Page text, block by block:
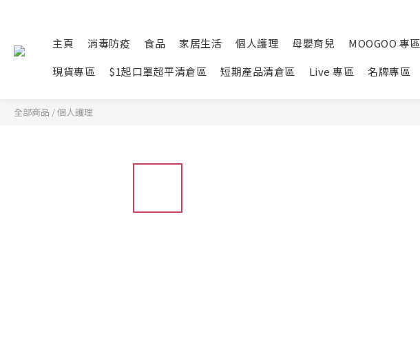
主頁 消毒防疫 食品 家居生活 個人護理 母嬰育兒 MOOGOO 專區
現貨專區
$1起口罩超平清倉區 短期產品清倉區 Live 專區 名牌專區
全部商品 /個人護理